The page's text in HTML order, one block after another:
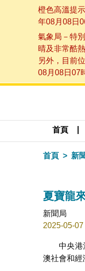
橙色高溫提
年08月08日
氣象局－特
晴及非常酷
另外，目前
08月08日07
首頁
首頁 新
夏寶龍
新聞局
2025-05-
中央港
澳社會和經